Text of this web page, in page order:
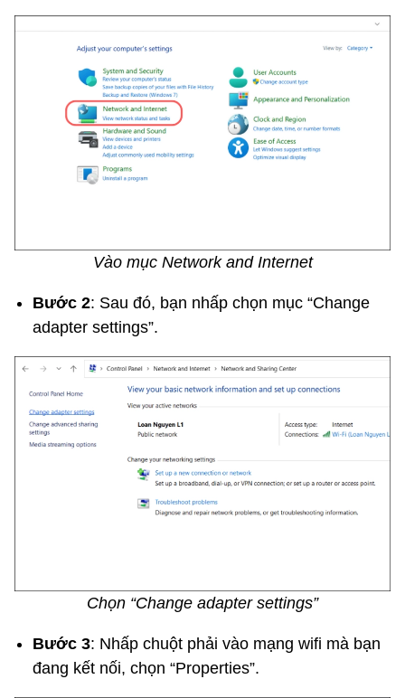
Vào mục Network and Internet
Bước 2: Sau đó, bạn nhấp chọn mục “Change
adapter settings”.
Chọn “Change adapter settings”
Bước 3: Nhấp chuột phải vào mạng wifi mà bạn
đang kết nối, chọn “Properties”.